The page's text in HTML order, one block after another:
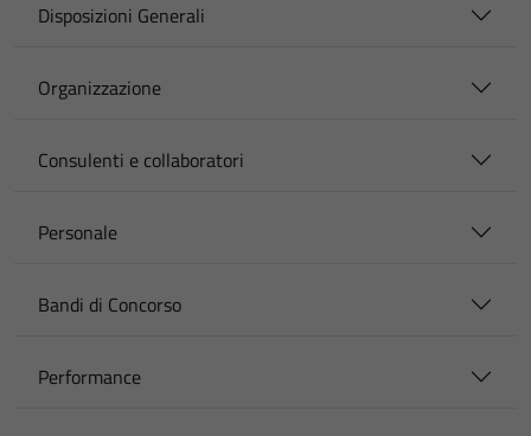
Disposizioni Generali
Organizzazione
Consulenti e collaboratori
Personale
Bandi di Concorso
Performance